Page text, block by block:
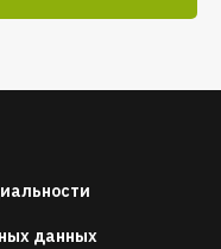
данных